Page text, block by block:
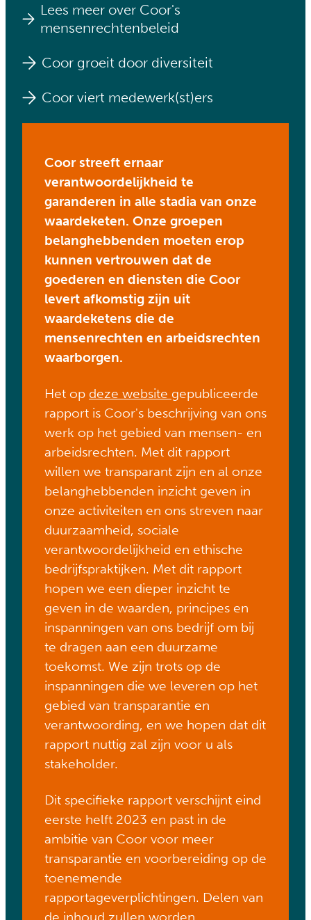
Lees meer over Coor's
mensenrechtenbeleid
Coor groeit door diversiteit
Coor viert medewerk(st)ers
Coor streeft ernaar
verantwoordelijkheid te
garanderen in alle stadia van onze
waardeketen. Onze groepen
belanghebbenden moeten erop
kunnen vertrouwen dat de
goederen en diensten die Coor
levert afkomstig zijn uit
waardeketens die de
mensenrechten en arbeidsrechten
waarborgen.
Het op deze website gepubliceerde
rapport is Coor's beschrijving van ons
werk op het gebied van mensen- en
arbeidsrechten. Met dit rapport
willen we transparant zijn en al onze
belanghebbenden inzicht geven in
onze activiteiten en ons streven naar
duurzaamheid, sociale
verantwoordelijkheid en ethische
bedrijfspraktijken. Met dit rapport
hopen we een dieper inzicht te
geven in de waarden, principes en
inspanningen van ons bedrijf om bij
te dragen aan een duurzame
toekomst. We zijn trots op de
inspanningen die we leveren op het
gebied van transparantie en
verantwoording, en we hopen dat dit
rapport nuttig zal zijn voor u als
stakeholder.
Dit specifieke rapport verschijnt eind
eerste helft 2023 en past in de
ambitie van Coor voor meer
transparantie en voorbereiding op de
toenemende
rapportageverplichtingen. Delen van
de inhoud zullen worden